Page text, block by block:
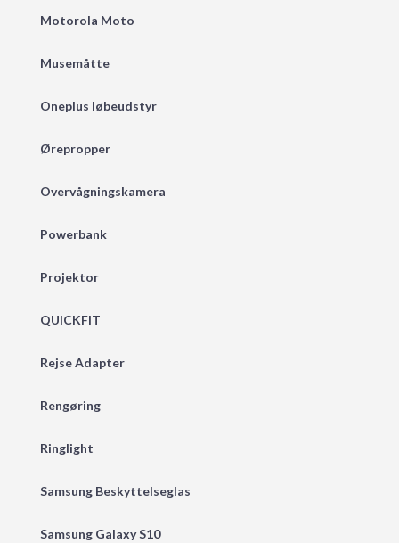
Motorola Moto
Musemåtte
Oneplus løbeudstyr
Ørepropper
Overvågningskamera
Powerbank
Projektor
QUICKFIT
Rejse Adapter
Rengøring
Ringlight
Samsung Beskyttelseglas
Samsung Galaxy S10